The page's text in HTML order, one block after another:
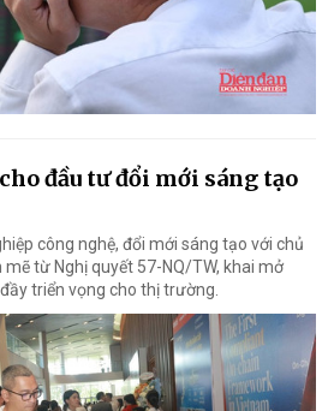
đầu tư đổi mới sáng tạo
công nghệ, đổi mới sáng tạo với chủ
từ Nghị quyết 57-NQ/TW, khai mở
triển vọng cho thị trường.